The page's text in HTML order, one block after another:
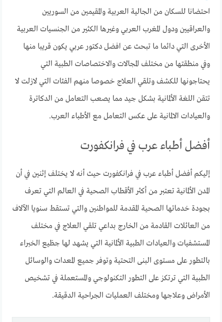
احتضانا للسكان من الجالية العربية والمقيمين من السوريين
والعراقيين ودول المغرب العربي وغيرها الكثير من الجنسيات العربية
الأخرى التي دائما ما تبحث عن افضل دكتور عربي يكون قريبا منها
وفي منطقتها من مختلف المجالات والاختصاصات الطبية التي
يحتاجونها للكشف وتلقي العلاج خصوصا منهم الفئات التي لازلت لا
تتقن اللغة الألمانية بشكل جيد مما يصعب التعامل من الدكاترة
والعيادات الالمانية على عكس التعامل مع الأطباء العرب.
أفضل أطباء عرب في فرانكفورت
إليكم أفضل أطباء عرب في فرانكفورت حيث أنه لا يختلف إثنين في أن
المدن الألمانية تعتبر من أكثر الأقطاب الصحية في العالم التي تعرف
بجودة خدماتها الصحية المقدمة للمواطنين والتي تستقط سنويا الآلاف
من العائلات القادمة من الخارج بداعي تلقي العلاج في مختلف
المستشفيات والعيادات الطبية الألمانية التي يشهد لها جظيع الخبراء
بالتطور على مستوى البنى التحتية وتوفر جميع المعدات والوسائل
الطبية التي ترتكز على التطور التكنولوجي والمستعملة في تشخيص
الأمراض وعلاجها ومختلف العمليات الجراحية الدقيقة.